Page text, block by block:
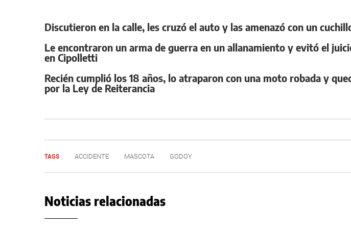
Discutieron en la calle, les cruzó el auto y las amenazó con un
Le encontraron un arma de guerra en un allanamiento y evitó el
en Cipolletti
Recién cumplió los 18 años, lo atraparon con una moto robada y
por la Ley de Reiterancia
TAGS ACCIDENTE MASCOTA GODOY
Noticias relacionadas